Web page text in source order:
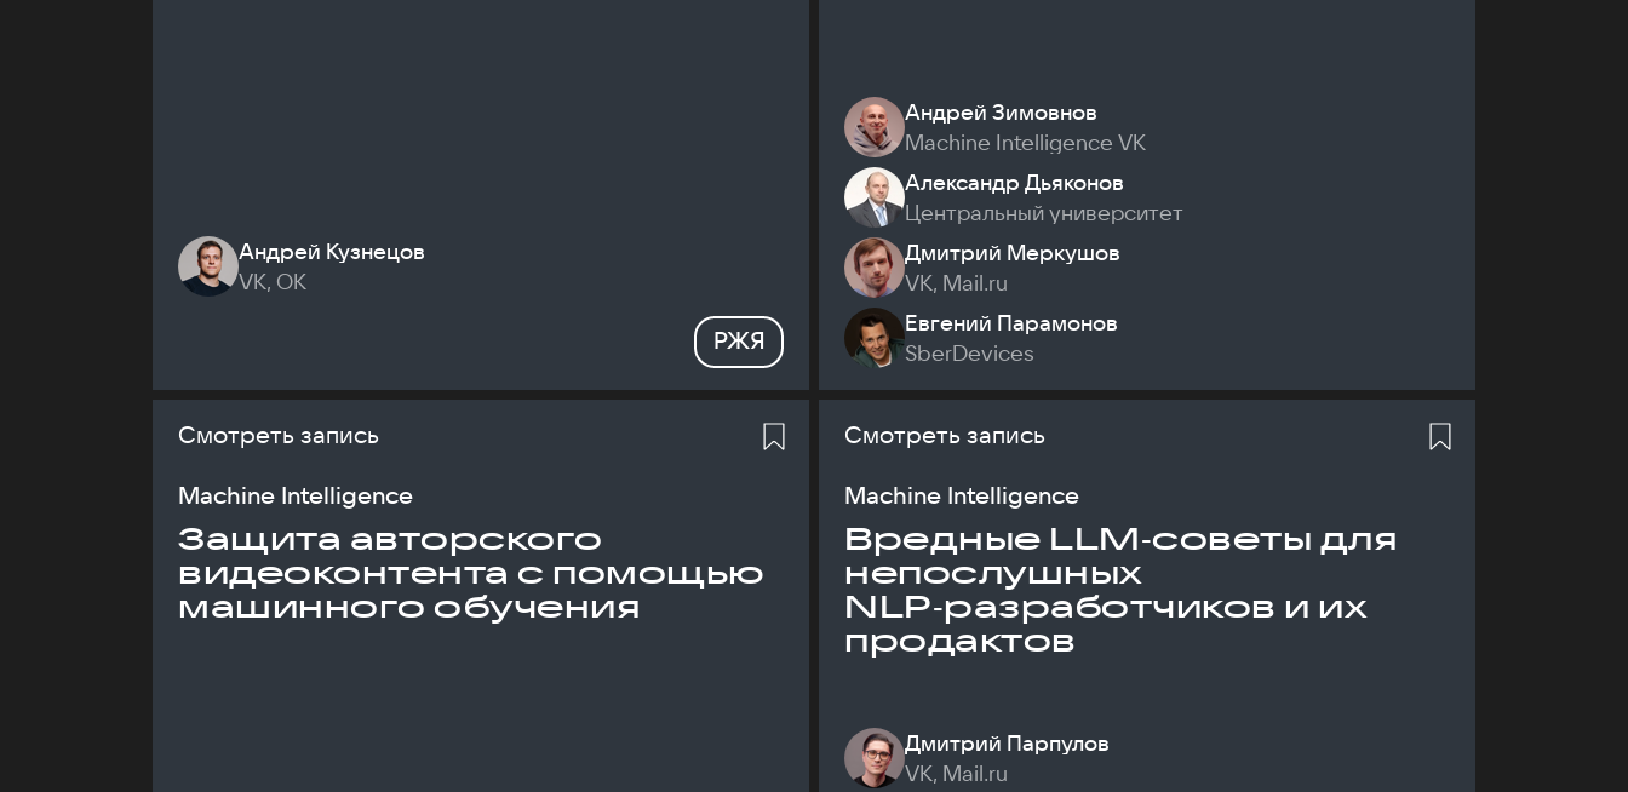
Андрей Кузнецов
VK, ОК
РЖЯ
Андрей Зимовнов
Machine Intelligence VK
Александр Дьяконов
Центральный университет
Дмитрий Меркушов
VK, Mail.ru
Евгений Парамонов
SberDevices
Смотреть запись
Machine Intelligence
Защита авторского
видеоконтента с помощью
машинного обучения
Смотреть запись
Machine Intelligence
Вредные LLM‑советы для
непослушных
NLP‑разработчиков и их
продактов
Дмитрий Парпулов
VK, Mail.ru